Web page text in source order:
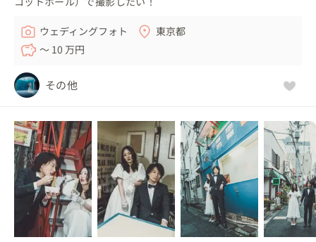
ウェディングフォト
東京都
〜 10 万円
その他